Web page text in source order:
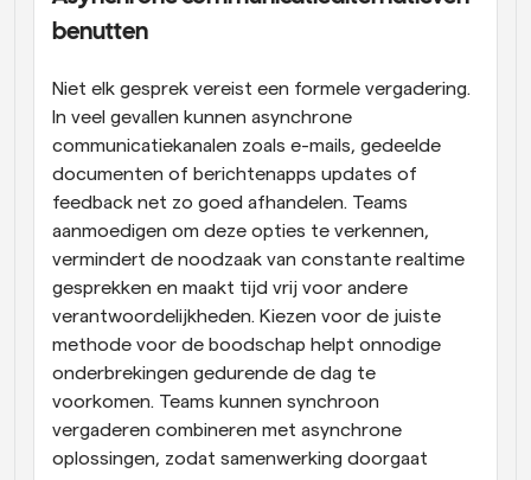
benutten
Niet elk gesprek vereist een formele vergadering.
In veel gevallen kunnen asynchrone
communicatiekanalen zoals e-mails, gedeelde
documenten of berichtenapps updates of
feedback net zo goed afhandelen. Teams
aanmoedigen om deze opties te verkennen,
vermindert de noodzaak van constante realtime
gesprekken en maakt tijd vrij voor andere
verantwoordelijkheden. Kiezen voor de juiste
methode voor de boodschap helpt onnodige
onderbrekingen gedurende de dag te
voorkomen. Teams kunnen synchroon
vergaderen combineren met asynchrone
oplossingen, zodat samenwerking doorgaat